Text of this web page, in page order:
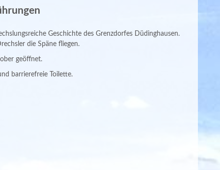
Geschichte des Grenzdorfes Düdinghausen.
die Späne fliegen.
geöffnet.
barrierefreie Toilette.